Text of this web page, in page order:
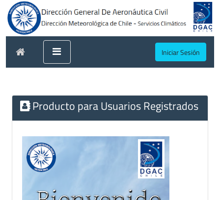
Iniciar Sesión
Producto para Usuarios Registrados